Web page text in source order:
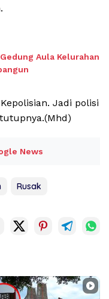
Aula Kelurahan
Jadi polisi
News
Rusak